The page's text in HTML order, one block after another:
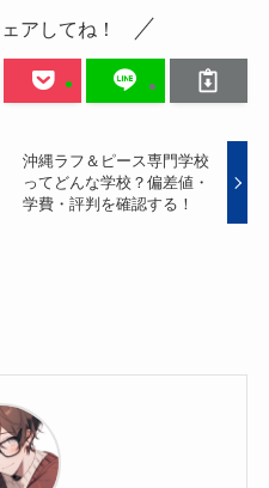
アしてね！
沖縄ラフ＆ピース専門学校
ってどんな学校？偏差値・
学費・評判を確認する！